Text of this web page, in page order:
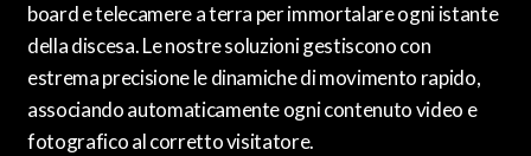
board e telecamere a terra per immortalare ogni istante
della discesa. Le nostre soluzioni gestiscono con
estrema precisione le dinamiche di movimento rapido,
associando automaticamente ogni contenuto video e
fotografico al corretto visitatore.